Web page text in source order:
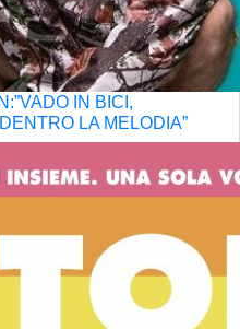
IN BICI,
LA MELODIA”